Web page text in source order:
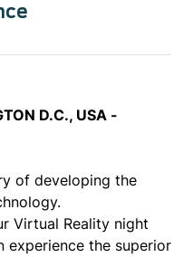
D.C., USA -
of developing the
Virtual Reality night
experience the superior